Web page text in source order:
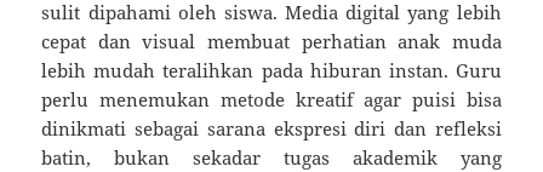
sulit dipahami oleh siswa. Media digital yang lebih
cepat dan visual membuat perhatian anak muda
lebih mudah teralihkan pada hiburan instan. Guru
perlu menemukan metode kreatif agar puisi bisa
dinikmati sebagai sarana ekspresi diri dan refleksi
batin, bukan sekadar tugas akademik yang